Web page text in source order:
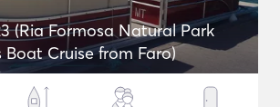
(Ria Formosa Natural Park
Boat Cruise from Faro)